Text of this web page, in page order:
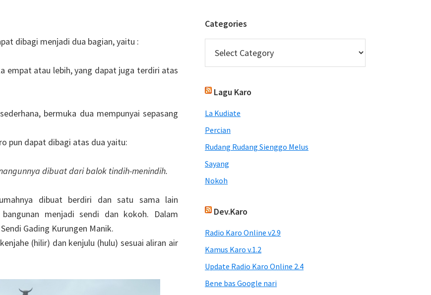
dibagi menjadi dua bagian, yaitu :
empat atau lebih, yang dapat juga terdiri atas
bermuka dua mempunyai sepasang
pun dapat dibagi atas dua yaitu:
dibuat dari balok tindih-menindih.
dibuat berdiri dan satu sama lain
menjadi sendi dan kokoh. Dalam
Gading Kurungen Manik.
(hilir) dan kenjulu (hulu) sesuai aliran air
Categories
Lagu Karo
La Kudiate
Percian
Rudang Rudang Sienggo Melus
Sayang
Nokoh
Dev.Karo
Radio Karo Online v2.9
Kamus Karo v.1.2
Update Radio Karo Online 2.4
Bene bas Google nari